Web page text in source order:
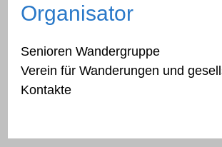
Organisator
Senioren Wandergruppe
Verein für Wanderungen und
Kontakte